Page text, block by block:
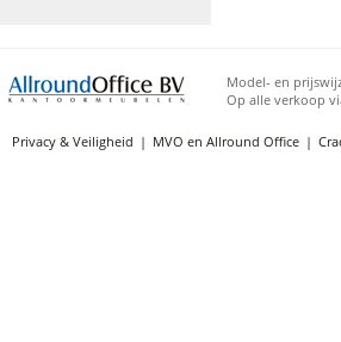
Model- en
Op alle verkoop
Privacy & Veiligheid MVO en Allround Office